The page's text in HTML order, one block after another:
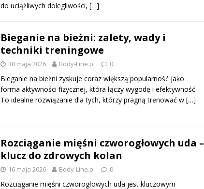
do uciążliwych dolegliwości, […]
Bieganie na bieżni: zalety, wady i
techniki treningowe
30 maja 2026 Body-Line.pl 0
Bieganie na bieżni zyskuje coraz większą popularność jako
forma aktywności fizycznej, która łączy wygodę i efektywność.
To idealne rozwiązanie dla tych, którzy pragną trenować w […]
Rozciąganie mięśni czworogłowych uda –
klucz do zdrowych kolan
16 maja 2026 Body-Line.pl 0
Rozciąganie mięśni czworogłowych uda jest kluczowym